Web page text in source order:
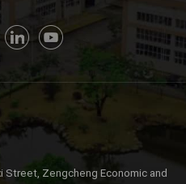
Street, Zengcheng Economic and